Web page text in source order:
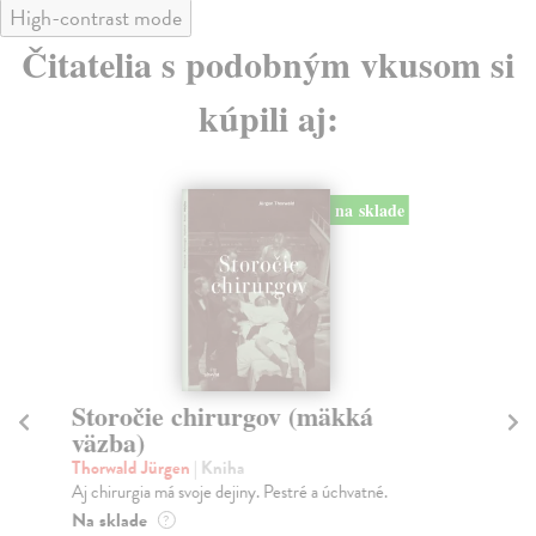
High-contrast mode
Čitatelia s podobným vkusom si
kúpili aj:
na sklade
Storočie chirurgov (mäkká
väzba)
Thorwald Jürgen | Kniha
Aj chirurgia má svoje dejiny. Pestré a úchvatné.
Na sklade ?